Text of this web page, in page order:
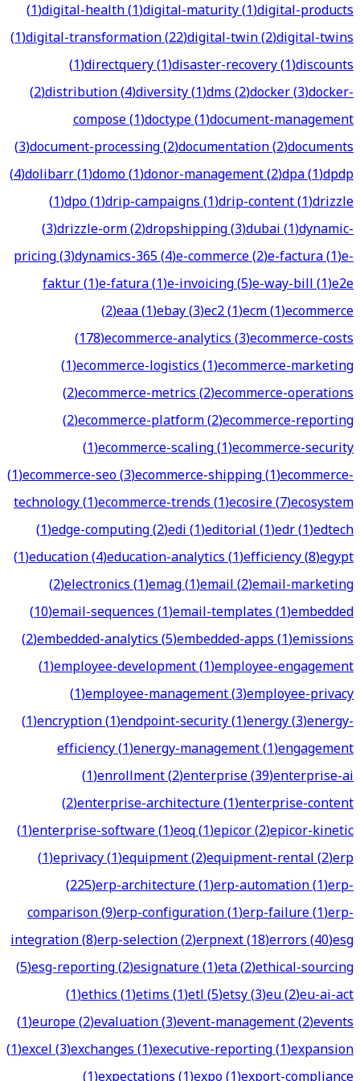
(1)digital-health(1)digital-maturity(1)digital-products
(1)digital-transformation(22)digital-twin(2)digital-twins
(1)directquery(1)disaster-recovery(1)discounts
(2)distribution(4)diversity(1)dms(2)docker(3)docker-
compose(1)doctype(1)document-management
(3)document-processing(2)documentation(2)documents
(4)dolibarr(1)domo(1)donor-management(2)dpa(1)dpdp
(1)dpo(1)drip-campaigns(1)drip-content(1)drizzle
(3)drizzle-orm(2)dropshipping(3)dubai(1)dynamic-
pricing(3)dynamics-365(4)e-commerce(2)e-factura(1)e-
faktur(1)e-fatura(1)e-invoicing(5)e-way-bill(1)e2e
(2)eaa(1)ebay(3)ec2(1)ecm(1)ecommerce
(178)ecommerce-analytics(3)ecommerce-costs
(1)ecommerce-logistics(1)ecommerce-marketing
(2)ecommerce-metrics(2)ecommerce-operations
(2)ecommerce-platform(2)ecommerce-reporting
(1)ecommerce-scaling(1)ecommerce-security
(1)ecommerce-seo(3)ecommerce-shipping(1)ecommerce-
technology(1)ecommerce-trends(1)ecosire(7)ecosystem
(1)edge-computing(2)edi(1)editorial(1)edr(1)edtech
(1)education(4)education-analytics(1)efficiency(8)egypt
(2)electronics(1)emag(1)email(2)email-marketing
(10)email-sequences(1)email-templates(1)embedded
(2)embedded-analytics(5)embedded-apps(1)emissions
(1)employee-development(1)employee-engagement
(1)employee-management(3)employee-privacy
(1)encryption(1)endpoint-security(1)energy(3)energy-
efficiency(1)energy-management(1)engagement
(1)enrollment(2)enterprise(39)enterprise-ai
(2)enterprise-architecture(1)enterprise-content
(1)enterprise-software(1)eoq(1)epicor(2)epicor-kinetic
(1)eprivacy(1)equipment(2)equipment-rental(2)erp
(225)erp-architecture(1)erp-automation(1)erp-
comparison(9)erp-configuration(1)erp-failure(1)erp-
integration(8)erp-selection(2)erpnext(18)errors(40)esg
(5)esg-reporting(2)esignature(1)eta(2)ethical-sourcing
(1)ethics(1)etims(1)etl(5)etsy(3)eu(2)eu-ai-act
(1)europe(2)evaluation(3)event-management(2)events
(1)excel(3)exchanges(1)executive-reporting(1)expansion